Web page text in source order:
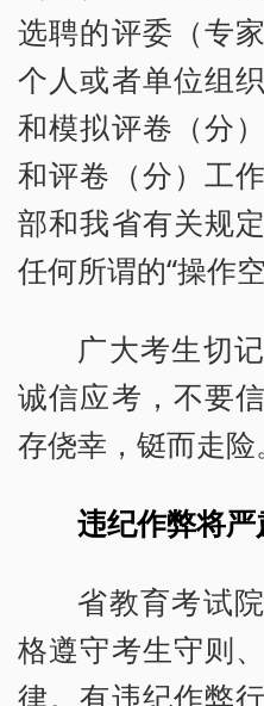
选聘的评委（专
个人或者单位组
和模拟评卷（分
和评卷（分）工
部和我省有关规
任何所谓的“操作空
广大考生切
诚信应考，不要
存侥幸，铤而走险。
违纪作弊将
省教育考试
格遵守考生守则
律。有违纪作弊